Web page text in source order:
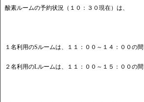
酸素ルームの予約状況（１０：３０現在）は、
１名利用のSルームは、１１：００～１４：００の間
２名利用のLルームは、１１：００～１５：００の間